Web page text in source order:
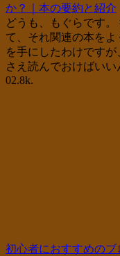
か？｜本の要約と紹介
どうも、もぐらです
て、それ関連の本を
を手にしたわけです
さえ読んでおけばいい
02.8k.
初心者におすすめの